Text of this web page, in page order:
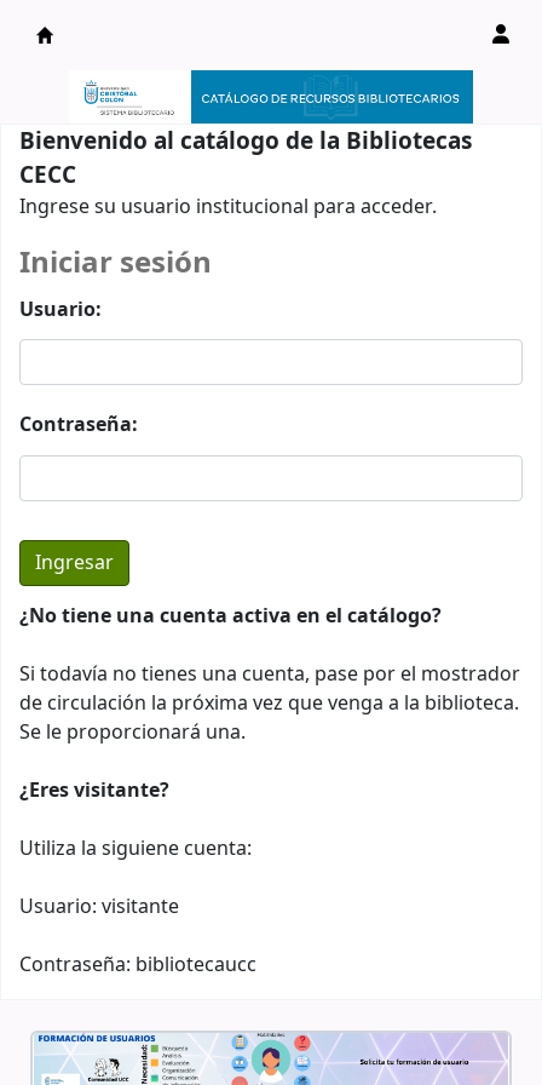
Catálogo en línea
Bienvenido al catálogo de la Bibliotecas
CECC
Ingrese su usuario institucional para acceder.
Iniciar sesión
Usuario:
Contraseña:
¿No tiene una cuenta activa en el catálogo?
Si todavía no tienes una cuenta, pase por el mostrador
de circulación la próxima vez que venga a la biblioteca.
Se le proporcionará una.
¿Eres visitante?
Utiliza la siguiene cuenta:
Usuario: visitante
Contraseña: bibliotecaucc